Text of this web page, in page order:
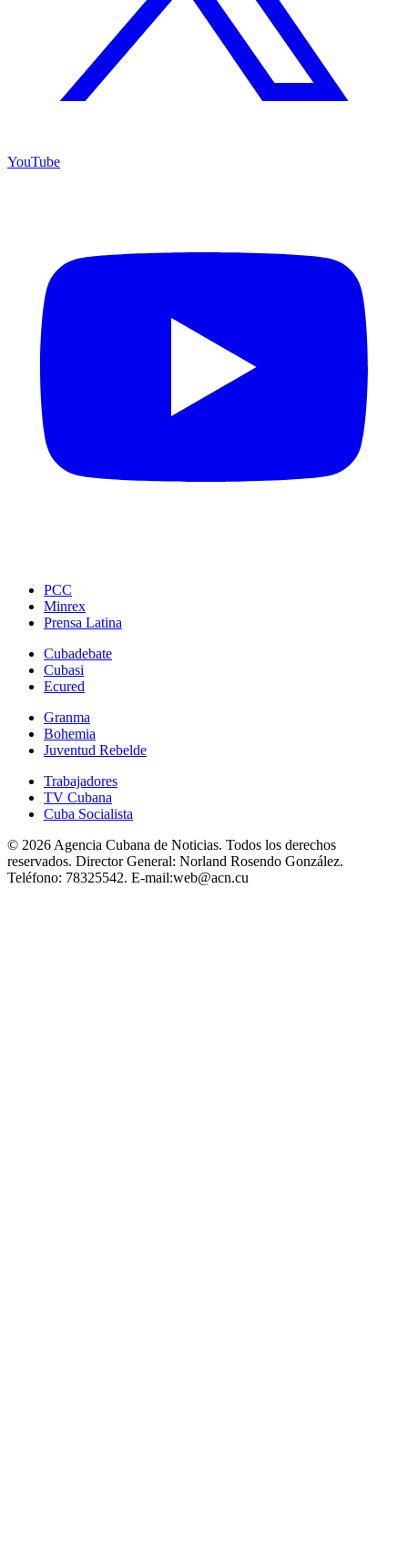
YouTube
PCC
Minrex
Prensa Latina
Cubadebate
Cubasi
Ecured
Granma
Bohemia
Juventud Rebelde
Trabajadores
TV Cubana
Cuba Socialista
© 2026 Agencia Cubana de Noticias. Todos los derechos
reservados. Director General: Norland Rosendo González.
Teléfono: 78325542. E-mail:web@acn.cu